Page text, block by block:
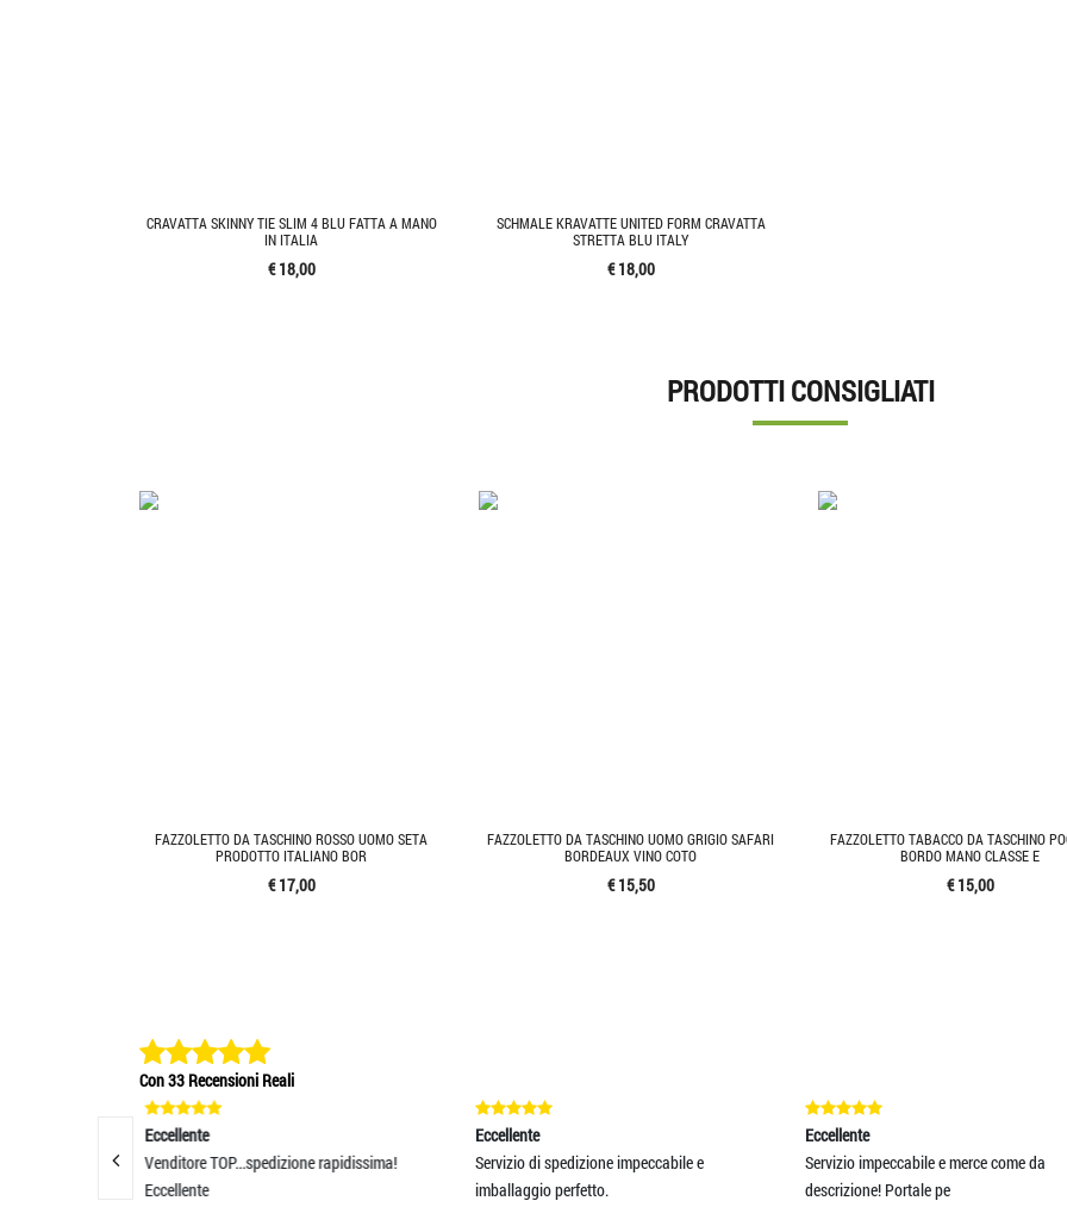
CRAVATTA SKINNY TIE SLIM 4 BLU FATTA A MANO
IN ITALIA
€ 18,00
SCHMALE KRAVATTE UNITED FORM CRAVATTA
STRETTA BLU ITALY
€ 18,00
PRODOTTI CONSIGLIATI
FAZZOLETTO DA TASCHINO ROSSO UOMO SETA
PRODOTTO ITALIANO BOR
€ 17,00
FAZZOLETTO DA TASCHINO UOMO GRIGIO SAFARI
BORDEAUX VINO COTO
€ 15,50
FAZZOLETTO TABACCO DA TASCHINO
BORDO MANO CLASSE E
€ 15,00
Con 33 Recensioni Reali
rapidissima!
Eccellente
Servizio di spedizione impeccabile e
imballaggio perfetto.
Eccellente
Servizio impeccabile e merce come da
descrizione! Portale pe
Eccellente
velocità, cortesia e merce come da
descrizione !!! Top !!!!